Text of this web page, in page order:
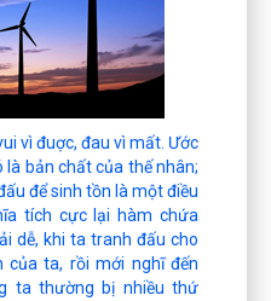
vì đuợc, đau vì mất. Ước
bản chất của thế nhân;
để sinh tồn là một điều
tích cực lại hàm chứa
dễ, khi ta tranh đấu cho
của ta, rồi mới nghĩ đến
ta thường bị nhiều thứ